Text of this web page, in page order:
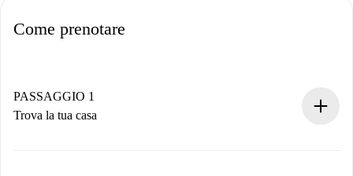
Come prenotare
PASSAGGIO 1
Trova la tua casa